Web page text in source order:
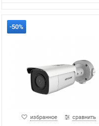
-50%
избранное сравнить